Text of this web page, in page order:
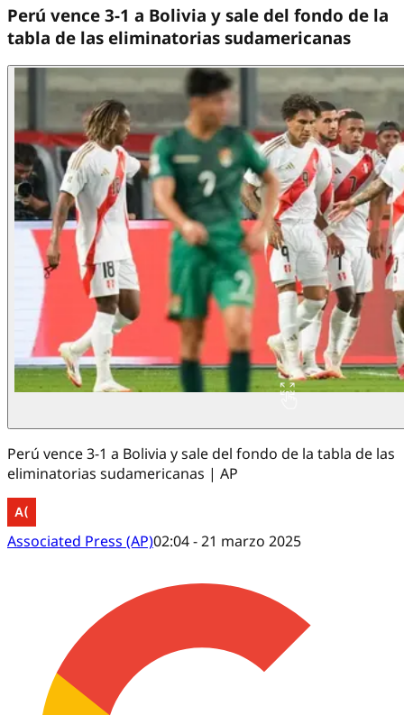
Perú vence 3-1 a Bolivia y sale del fondo de la
tabla de las eliminatorias sudamericanas
Perú vence 3-1 a Bolivia y sale del fondo de la tabla de las
eliminatorias sudamericanas | AP
Associated Press (AP)02:04 - 21 marzo 2025